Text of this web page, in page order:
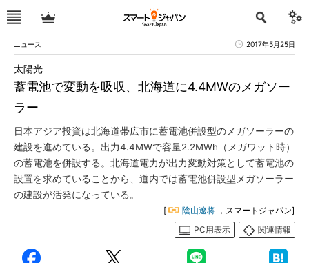
ニュース 2017年5月25日
蓄電池で変動を吸収、北海道に4.4MWのメガソー
ラー
太陽光
日本アジア投資は北海道帯広市に蓄電池併設型のメガソーラーの
建設を進めている。出力4.4MWで容量2.2MWh（メガワット時）
の蓄電池を併設する。北海道電力が出力変動対策として蓄電池の
設置を求めていることから、道内では蓄電池併設型メガソーラー
の建設が活発になっている。
[ 陰山遼将 ，スマートジャパン]
PC用表示
関連情報